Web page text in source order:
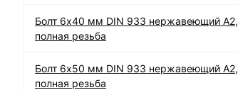
Болт 6х40 мм DIN 933 нержавеющий А2,
полная резьба
Болт 6х50 мм DIN 933 нержавеющий А2,
полная резьба